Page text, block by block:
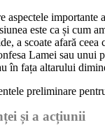
aspectele importante
este ca și cum
a scoate afară ceea
Lamei sau unui
în fața altarului
preliminare
și a acțiunii